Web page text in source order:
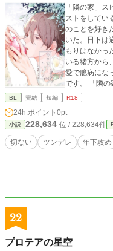
「隣の家」スピンオフです
ストをしてい
のことを好き
いた。日下は
もりはなかっ
いる緒方から、
愛で臆病にな
です。 「隣の家」に出てきた日下が主人公です。 あのお話
では篤郎がひ
ずるくて臆病
なってしまいました。 スピンオフで
えられない箇
がいたら、あ
iringo69)に
BL 完結 短編 R18
24h.ポイント 0pt
小説 228,634 位 / 228,634件
切ない ツンデレ 年下攻め
22
プロテアの星空